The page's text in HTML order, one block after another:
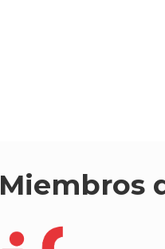
Miembros